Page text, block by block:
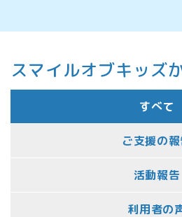
スマイルオブキッズ
すべて
ご支援の報
活動報告
利用者の